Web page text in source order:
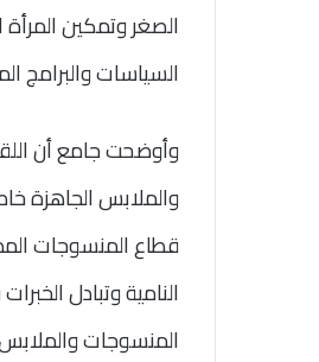
الصغر وتمكين
السياسات والبرامج
وأوضحت جامع أن
والملابس الجاهزة
قطاع المنسوجات
النامية وتبادل
المنسوجات